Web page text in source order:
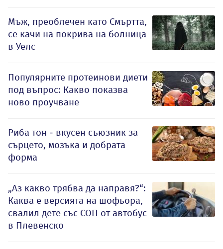
Мъж, преоблечен като Смъртта,
се качи на покрива на болница
в Уелс
Популярните протеинови диети
под въпрос: Какво показва
ново проучване
Риба тон - вкусен съюзник за
сърцето, мозъка и добрата
форма
„Аз какво трябва да направя?“:
Каква е версията на шофьора,
свалил дете със СОП от автобус
в Плевенско